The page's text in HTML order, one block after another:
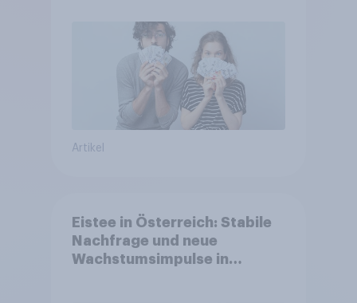
Artikel
Eistee in Österreich: Stabile
Nachfrage und neue
Wachstumsimpulse in